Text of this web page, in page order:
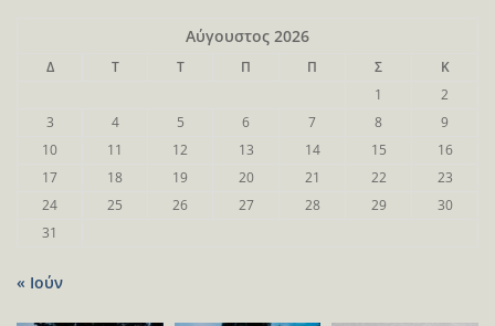
Αύγουστος 2026
Δ Τ Τ Π Π Σ
Κ
1
2
3
4 5 6 7 8
9
10
11 12 13 14 15
16
17
18 19 20 21 22
23
24
25 26 27 28 29
30
31
« Ιούν